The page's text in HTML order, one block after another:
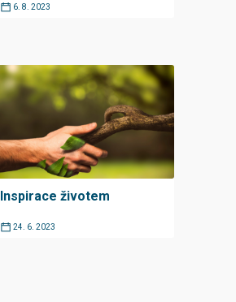
6. 8. 2023
Inspirace životem
24. 6. 2023